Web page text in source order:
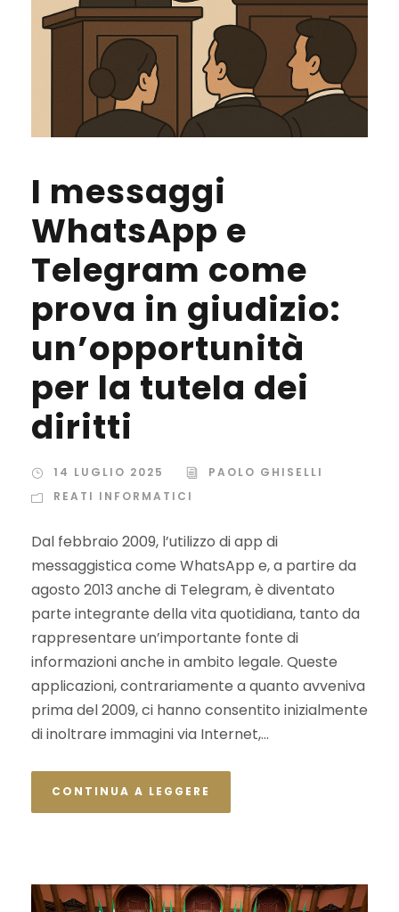
I messaggi
WhatsApp e
Telegram come
prova in giudizio:
un’opportunità
per la tutela dei
diritti
14 LUGLIO 2025
PAOLO GHISELLI
REATI INFORMATICI
Dal febbraio 2009, l’utilizzo di app di
messaggistica come WhatsApp e, a partire da
agosto 2013 anche di Telegram, è diventato
parte integrante della vita quotidiana, tanto da
rappresentare un’importante fonte di
informazioni anche in ambito legale. Queste
applicazioni, contrariamente a quanto avveniva
prima del 2009, ci hanno consentito inizialmente
di inoltrare immagini via Internet,...
CONTINUA A LEGGERE